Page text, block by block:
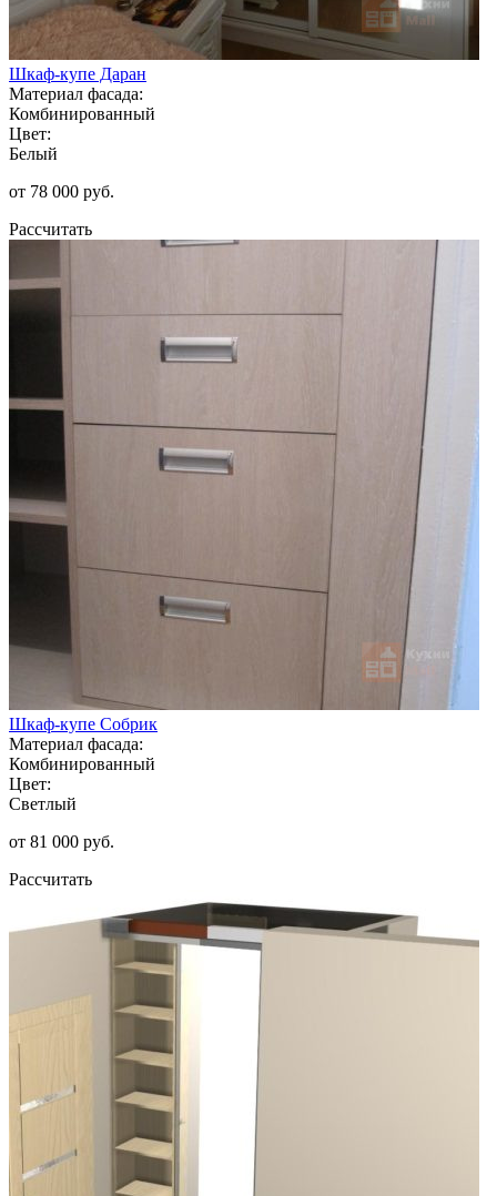
Шкаф-купе Даран
Материал фасада:
Комбинированный
Цвет:
Белый
от 78 000 руб.
Рассчитать
Шкаф-купе Собрик
Материал фасада:
Комбинированный
Цвет:
Светлый
от 81 000 руб.
Рассчитать